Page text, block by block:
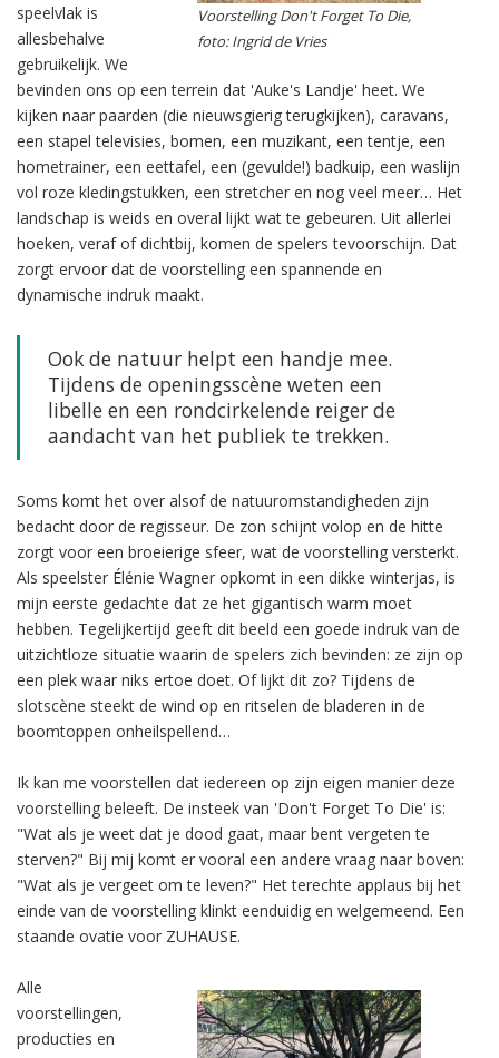
Voorstelling Don't Forget To Die,
foto: Ingrid de Vries
speelvlak is
allesbehalve
gebruikelijk. We
bevinden ons op een terrein dat 'Auke's Landje' heet. We
kijken naar paarden (die nieuwsgierig terugkijken), caravans,
een stapel televisies, bomen, een muzikant, een tentje, een
hometrainer, een eettafel, een (gevulde!) badkuip, een waslijn
vol roze kledingstukken, een stretcher en nog veel meer… Het
landschap is weids en overal lijkt wat te gebeuren. Uit allerlei
hoeken, veraf of dichtbij, komen de spelers tevoorschijn. Dat
zorgt ervoor dat de voorstelling een spannende en
dynamische indruk maakt.
Ook de natuur helpt een handje mee.
Tijdens de openingsscène weten een
libelle en een rondcirkelende reiger de
aandacht van het publiek te trekken.
Soms komt het over alsof de natuuromstandigheden zijn
bedacht door de regisseur. De zon schijnt volop en de hitte
zorgt voor een broeierige sfeer, wat de voorstelling versterkt.
Als speelster Élénie Wagner opkomt in een dikke winterjas, is
mijn eerste gedachte dat ze het gigantisch warm moet
hebben. Tegelijkertijd geeft dit beeld een goede indruk van de
uitzichtloze situatie waarin de spelers zich bevinden: ze zijn op
een plek waar niks ertoe doet. Of lijkt dit zo? Tijdens de
slotscène steekt de wind op en ritselen de bladeren in de
boomtoppen onheilspellend…
Ik kan me voorstellen dat iedereen op zijn eigen manier deze
voorstelling beleeft. De insteek van 'Don't Forget To Die' is:
"Wat als je weet dat je dood gaat, maar bent vergeten te
sterven?" Bij mij komt er vooral een andere vraag naar boven:
"Wat als je vergeet om te leven?" Het terechte applaus bij het
einde van de voorstelling klinkt eenduidig en welgemeend. Een
staande ovatie voor ZUHAUSE.
Alle
voorstellingen,
producties en